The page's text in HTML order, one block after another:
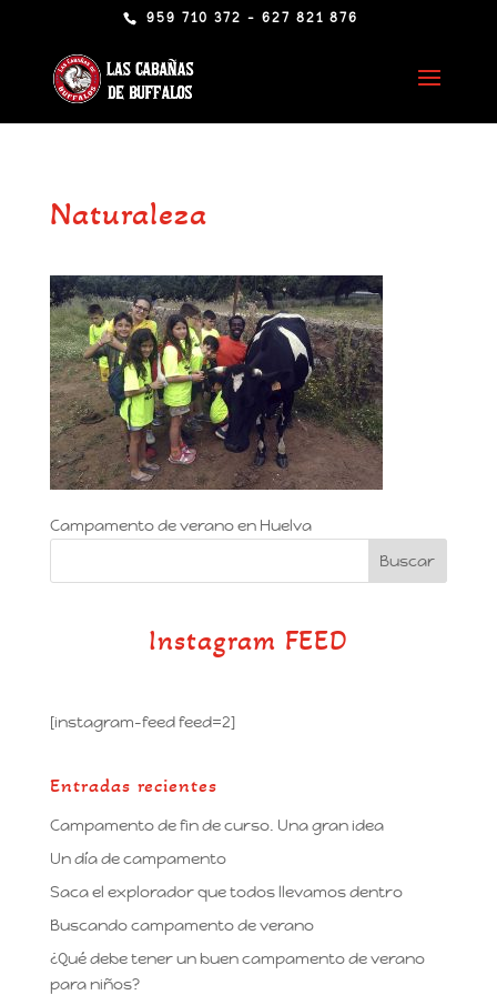
959 710 372 - 627 821 876
Naturaleza
Campamento de verano en Huelva
Instagram FEED
[instagram-feed feed=2]
Entradas recientes
Campamento de fin de curso. Una gran idea
Un día de campamento
Saca el explorador que todos llevamos dentro
Buscando campamento de verano
¿Qué debe tener un buen campamento de verano
para niños?